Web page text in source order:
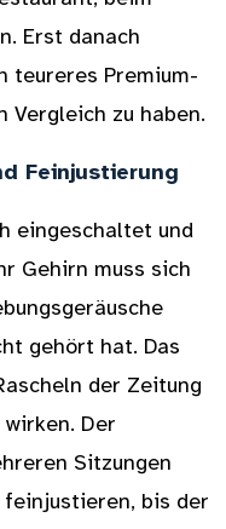
Erst danach
teureres Premium-
Vergleich zu haben.
Feinjustierung
eingeschaltet und
Gehirn muss sich
gehört hat. Das
der Zeitung
Der
Sitzungen
bis der